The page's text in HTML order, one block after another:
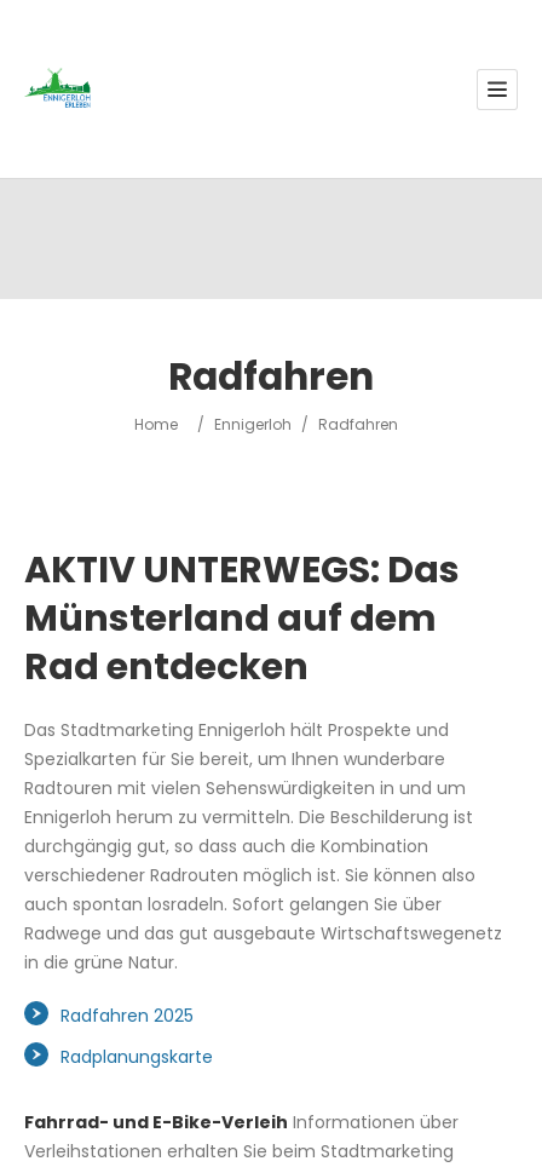
Radfahren
Home / Ennigerloh / Radfahren
AKTIV UNTERWEGS: Das
Münsterland auf dem
Rad entdecken
Das Stadtmarketing Ennigerloh hält Prospekte und
Spezialkarten für Sie bereit, um Ihnen wunderbare
Radtouren mit vielen Sehenswürdigkeiten in und um
Ennigerloh herum zu vermitteln. Die Beschilderung ist
durchgängig gut, so dass auch die Kombination
verschiedener Radrouten möglich ist. Sie können also
auch spontan losradeln. Sofort gelangen Sie über
Radwege und das gut ausgebaute Wirtschaftswegenetz
in die grüne Natur.
Radfahren 2025
Radplanungskarte
Fahrrad- und E-Bike-Verleih Informationen über
Verleihstationen erhalten Sie beim Stadtmarketing